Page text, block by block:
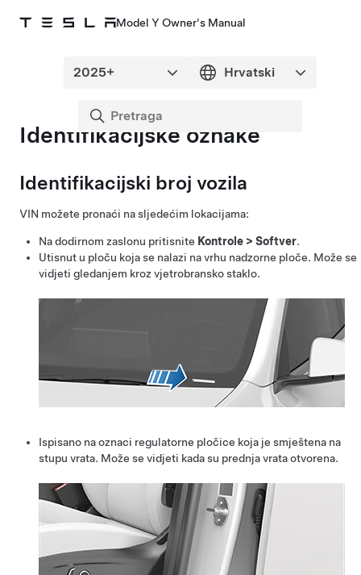
Model Y Owner's Manual
Identifikacijske oznake
Identifikacijski broj vozila
VIN možete pronaći na sljedećim lokacijama:
Na dodirnom zaslonu pritisnite Kontrole > Softver.
Utisnut u ploču koja se nalazi na vrhu nadzorne ploče. Može se
vidjeti gledanjem kroz vjetrobransko staklo.
Ispisano na oznaci regulatorne pločice koja je smještena na
stupu vrata. Može se vidjeti kada su prednja vrata otvorena.